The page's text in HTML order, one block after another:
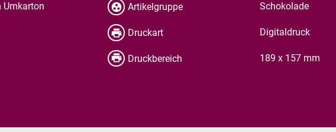
Umkarton Artikelgruppe Schokolade
Druckart Digitaldruck
Druckbereich 189 x 157 mm